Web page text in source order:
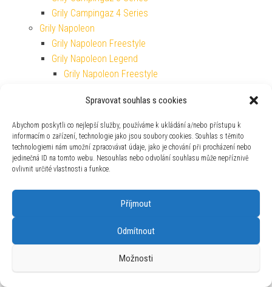
Spravovat souhlas s cookies
Abychom poskytli co nejlepší služby, používáme k ukládání a/nebo přístupu k
informacím o zařízení, technologie jako jsou soubory cookies. Souhlas s těmito
technologiemi nám umožní zpracovávat údaje, jako je chování při procházení nebo
jedinečná ID na tomto webu. Nesouhlas nebo odvolání souhlasu může nepříznivě
ovlivnit určité vlastnosti a funkce.
Příjmout
Odmítnout
Možnosti
Grily Campingaz 4 Series
Grily Napoleon
Grily Napoleon Freestyle
Grily Napoleon Legend
Grily Napoleon Freestyle
Grily Napoleon Rogue
Grily Napoleon Travel
Grily Outdoorchef
Grily Outdoorchef Dualchef
Grily Plancha
Grily Plancha Pit Boss
Plynové vařiče Campingaz
Podpalování a topení